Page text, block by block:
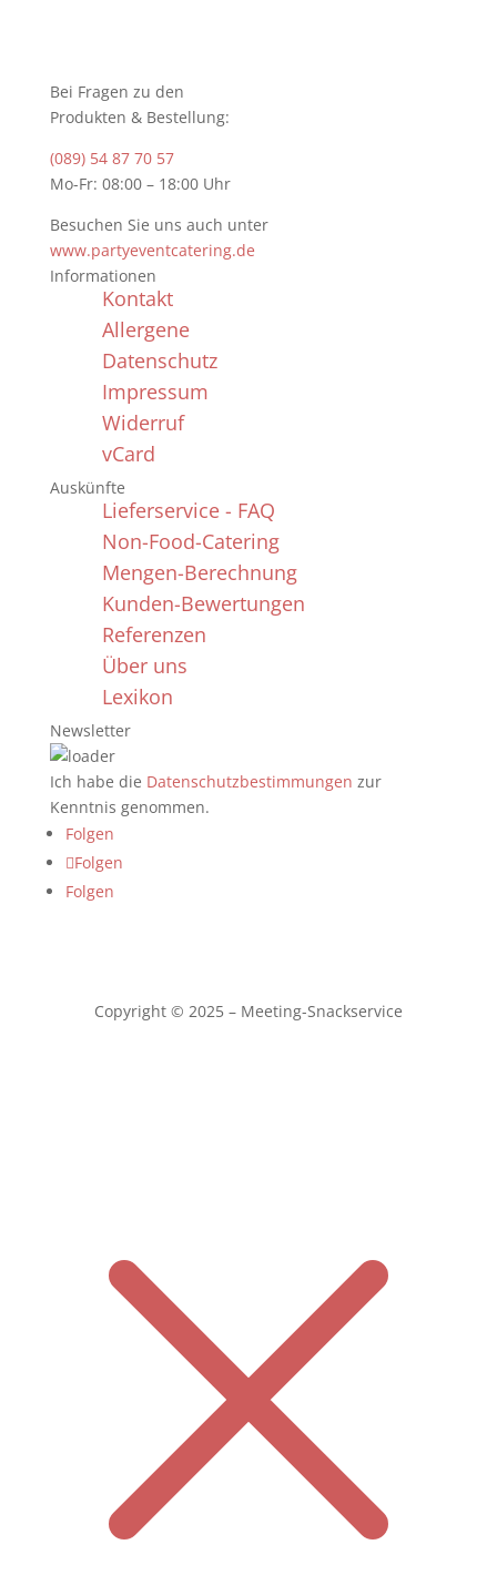
Bei Fragen zu den
Produkten & Bestellung:
(089) 54 87 70 57
Mo-Fr: 08:00 – 18:00 Uhr
Besuchen Sie uns auch unter
www.partyeventcatering.de
Informationen
Kontakt
Allergene
Datenschutz
Impressum
Widerruf
vCard
Auskünfte
Lieferservice - FAQ
Non-Food-Catering
Mengen-Berechnung
Kunden-Bewertungen
Referenzen
Über uns
Lexikon
Newsletter
Ich habe die Datenschutzbestimmungen zur
Kenntnis genommen.
Folgen
Folgen
Folgen
Copyright © 2025 – Meeting-Snackservice